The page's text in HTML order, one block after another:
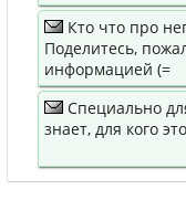
Кто что про
Поделитесь,
информацией (=
Специально
знает, для кого